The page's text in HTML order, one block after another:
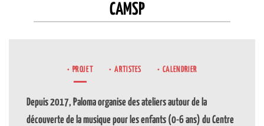
CAMSP
PROJET ARTISTES CALENDRIER
Depuis 2017, Paloma organise des ateliers autour de la
découverte de la musique pour les enfants (0-6 ans) du Centre